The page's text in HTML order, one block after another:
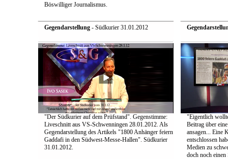
Böswilliger Journalismus.
Gegendarstellung- Südkurier 31.01.2012
"Der Südkurier auf dem Prüfstand". Gegenstimme:
Liveschnitt aus VS-Schwenningen 28.01.2012. Als
Gegendarstellung des Artikels "1800 Anhänger feiern
Gaddafi in den Südwest-Messe-Hallen". Südkurier
31.01.2012.
"Eigentlich
Beitrag über
ansagen... Eine
entschlossen
Medien zu
doch noch